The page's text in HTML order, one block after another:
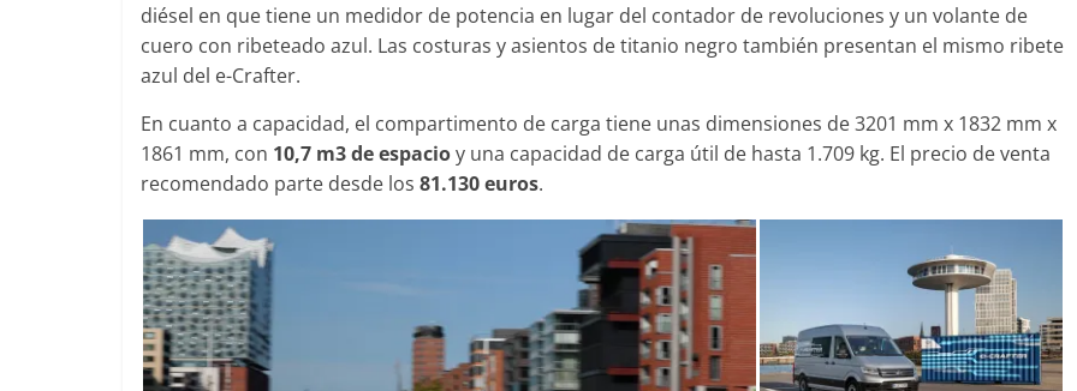
diésel en que tiene un medidor de potencia en lugar del contador de revoluciones y un volante de
cuero con ribeteado azul. Las costuras y asientos de titanio negro también presentan el mismo ribete
azul del e-Crafter.
En cuanto a capacidad, el compartimento de carga tiene unas dimensiones de 3201 mm x 1832 mm x
1861 mm, con 10,7 m3 de espacioy una capacidad de carga útil de hasta 1.709 kg. El precio de venta
recomendado parte desde los 81.130 euros.
Benz
de
0
El Mazda CX-5 2022 logra la
máxima nota en las pruebas
de seguridad del IIHS
11 de noviembre de 2021
0
Seguridad
Mercedes-Benz ESF 05: 50
años de seguridad
21 de octubre de 2021 mospotter84 0
Seguridad
Llamada
la
2 de julio de